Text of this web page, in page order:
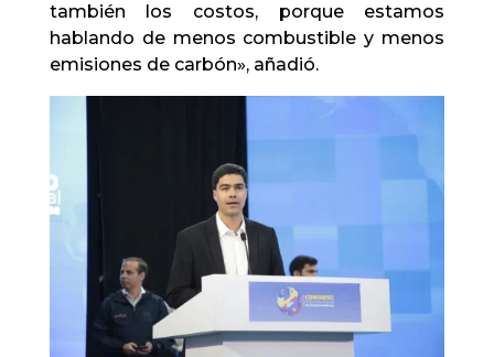
también los costos, porque estamos
hablando de menos combustible y menos
emisiones de carbón», añadió.